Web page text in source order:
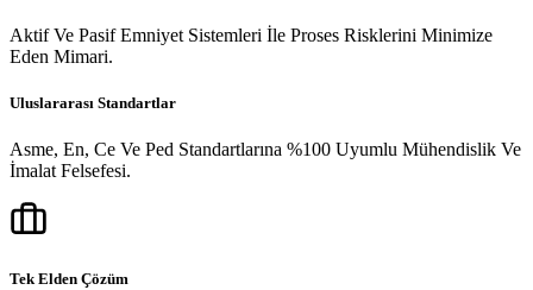
Aktif Ve Pasif Emniyet Sistemleri İle Proses Risklerini Minimize
Eden Mimari.
Uluslararası Standartlar
Asme, En, Ce Ve Ped Standartlarına %100 Uyumlu Mühendislik Ve
İmalat Felsefesi.
Tek Elden Çözüm